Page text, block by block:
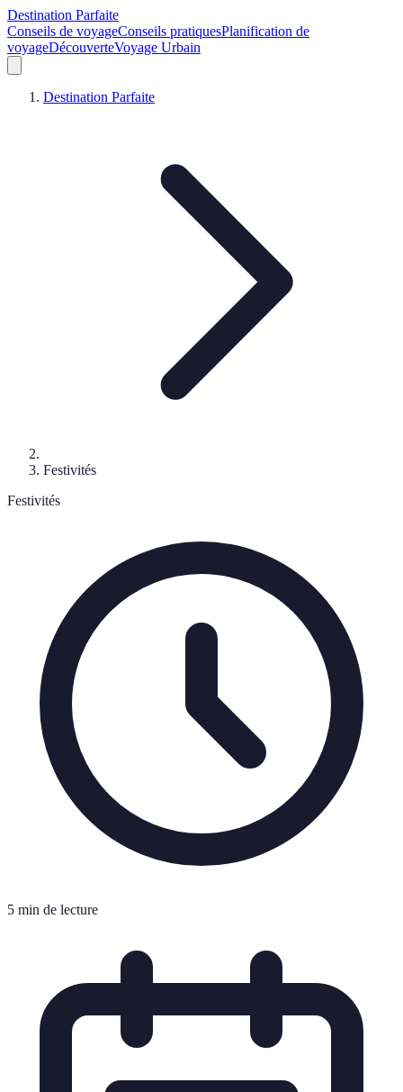
Destination Parfaite
Conseils de voyageConseils pratiquesPlanification de
voyageDécouverteVoyage Urbain
Destination Parfaite
Festivités
Festivités
5 min de lecture